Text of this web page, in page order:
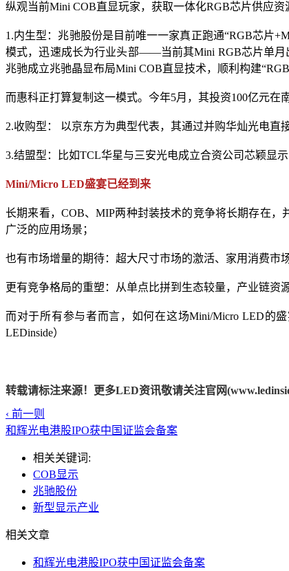
纵观当前Mini COB直显玩家，获取一体化RGB芯片供应资
1.内生型：兆驰股份是目前唯一一家真正跑通“RGB芯片
模式，迅速成长为行业头部——当前其Mini RGB芯片单月
兆驰成立兆驰晶显布局Mini COB直显技术，顺利构建
而惠科正打算复制这一模式。今年5月，其投资100亿元
2.收购型： 以京东方为典型代表，其通过并购华灿光电直
3.结盟型：比如TCL华星与三安光电成立合资公司芯颖显
Mini/Micro LED盛宴已经到来
长期来看，COB、MIP两种封装技术的竞争将长期存在
广泛的应用场景；
也有市场增量的期待：超大尺寸市场的激活、家用消费市
更有竞争格局的重塑：从单点比拼到生态较量，产业链资
而对于所有参与者而言，如何在这场Mini/Micro LED的
LEDinside）
转载请标注来源！更多LED资讯敬请关注官网
‹ 前一则
和辉光电港股IPO获中国证监会备案
相关关键词:
COB显示
兆驰股份
新型显示产业
相关文章
和辉光电港股IPO获中国证监会备案